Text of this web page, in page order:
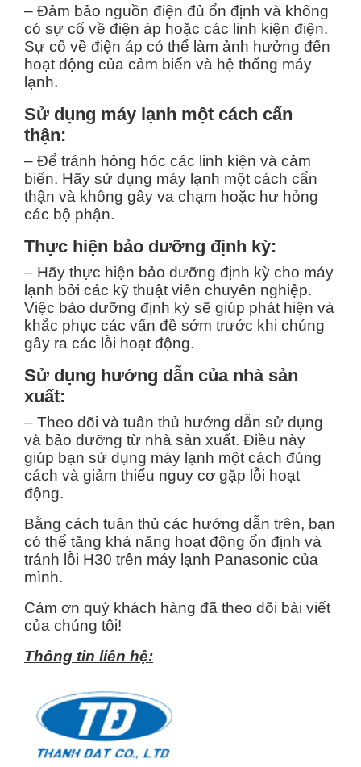
– Đảm bảo nguồn điện đủ ổn định và không
có sự cố về điện áp hoặc các linh kiện điện.
Sự cố về điện áp có thể làm ảnh hưởng đến
hoạt động của cảm biến và hệ thống máy
lạnh.
Sử dụng máy lạnh một cách cẩn
thận:
– Để tránh hỏng hóc các linh kiện và cảm
biến. Hãy sử dụng máy lạnh một cách cẩn
thận và không gây va chạm hoặc hư hỏng
các bộ phận.
Thực hiện bảo dưỡng định kỳ:
– Hãy thực hiện bảo dưỡng định kỳ cho máy
lạnh bởi các kỹ thuật viên chuyên nghiệp.
Việc bảo dưỡng định kỳ sẽ giúp phát hiện và
khắc phục các vấn đề sớm trước khi chúng
gây ra các lỗi hoạt động.
Sử dụng hướng dẫn của nhà sản
xuất:
– Theo dõi và tuân thủ hướng dẫn sử dụng
và bảo dưỡng từ nhà sản xuất. Điều này
giúp bạn sử dụng máy lạnh một cách đúng
cách và giảm thiểu nguy cơ gặp lỗi hoạt
động.
Bằng cách tuân thủ các hướng dẫn trên, bạn
có thể tăng khả năng hoạt động ổn định và
tránh lỗi H30 trên máy lạnh Panasonic của
mình.
Cảm ơn quý khách hàng đã theo dõi bài viết
của chúng tôi!
Thông tin liên hệ: